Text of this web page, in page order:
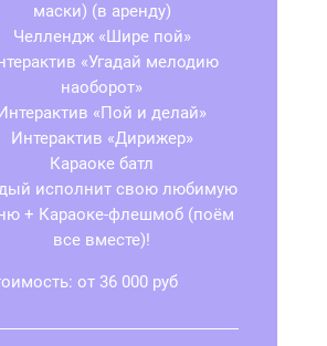
маски) (в аренду)
Челлендж «Шире пой»
«Угадай мелодию
наоборот»
«Пой и делай»
Интерактив «Дирижер»
Караоке батл
исполнит свою любимую
+ Караоке-флешмоб (поём
все вместе)!
от 36 000 руб